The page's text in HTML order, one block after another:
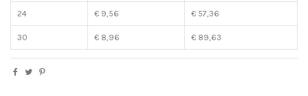
24 € 9,56 € 57,36
30 € 8,96 € 89,63